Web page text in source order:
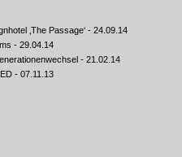
‚The Passage‘ - 24.09.14
- 29.04.14
- 21.02.14
- 07.11.13